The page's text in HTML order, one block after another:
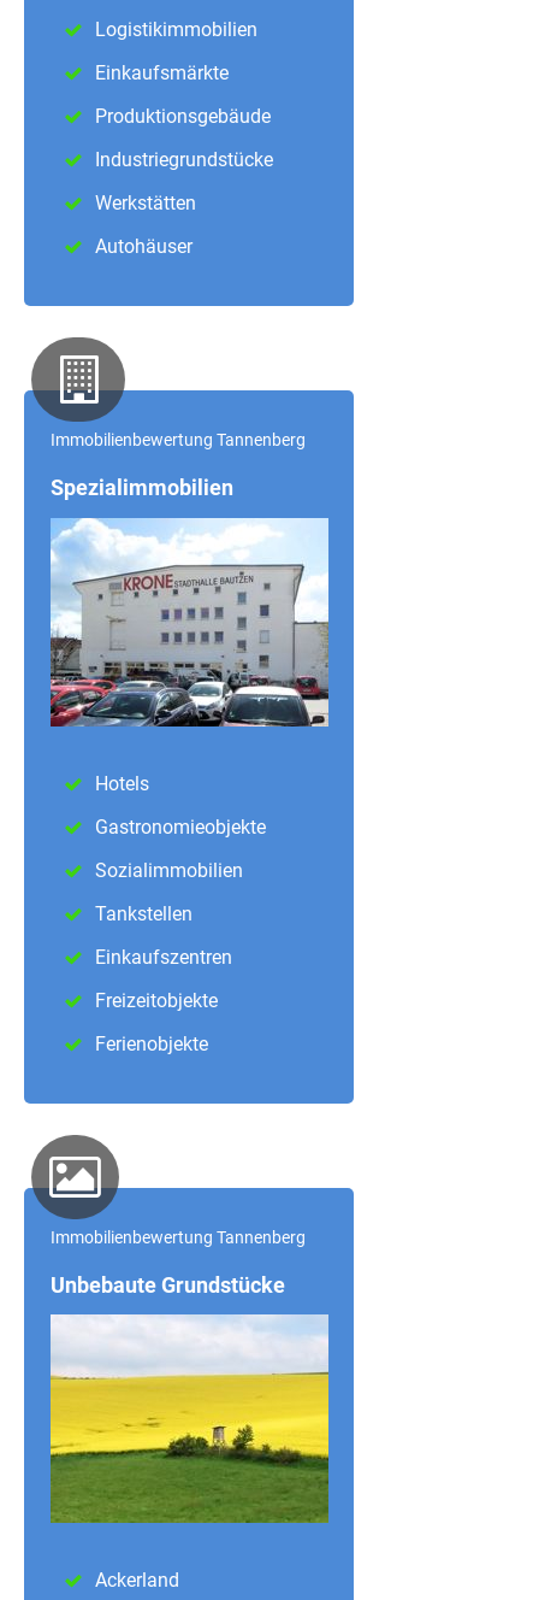
Logistikimmobilien
Einkaufsmärkte
Produktionsgebäude
Industriegrundstücke
Werkstätten
Autohäuser
Immobilienbewertung Tannenberg
Spezialimmobilien
Hotels
Gastronomieobjekte
Sozialimmobilien
Tankstellen
Einkaufszentren
Freizeitobjekte
Ferienobjekte
Immobilienbewertung Tannenberg
Unbebaute Grundstücke
Ackerland